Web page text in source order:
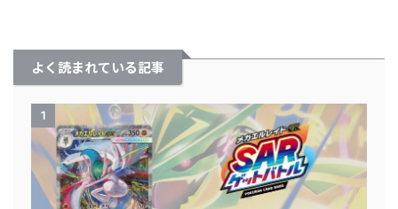
よく読まれている記事
1